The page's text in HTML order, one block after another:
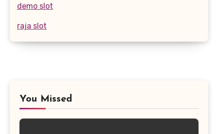
demo slot
raja slot
You Missed